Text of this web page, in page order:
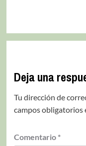
Deja una
Tu dirección de
campos obligatorios
Comentario *